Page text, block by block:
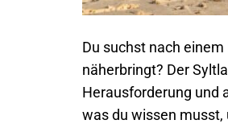
Du suchst nach
näherbringt? Der
Herausforderung und
was du wissen musst,